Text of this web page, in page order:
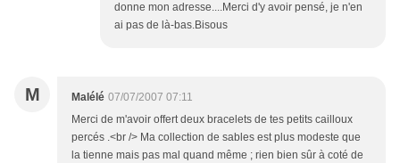
donne mon adresse....Merci d'y avoir pensé, je n'en
ai pas de là-bas.Bisous
M Malélé 07/07/2007 07:11
Merci de m'avoir offert deux bracelets de tes petits cailloux
percés .<br /> Ma collection de sables est plus modeste que
la tienne mais pas mal quand même ; rien bien sûr à coté de